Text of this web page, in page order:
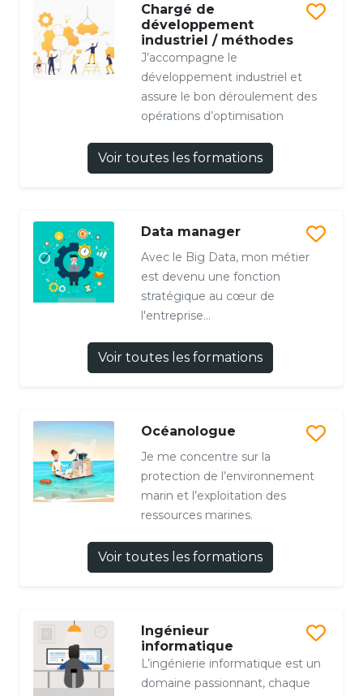
Chargé de
développement
industriel / méthodes
J’accompagne le
développement industriel et
assure le bon déroulement des
opérations d’optimisation
Voir toutes les formations
Data manager
Avec le Big Data, mon métier
est devenu une fonction
stratégique au cœur de
l'entreprise...
Voir toutes les formations
Océanologue
Je me concentre sur la
protection de l’environnement
marin et l’exploitation des
ressources marines.
Voir toutes les formations
Ingénieur
informatique
L’ingénierie informatique est un
domaine passionnant, chaque